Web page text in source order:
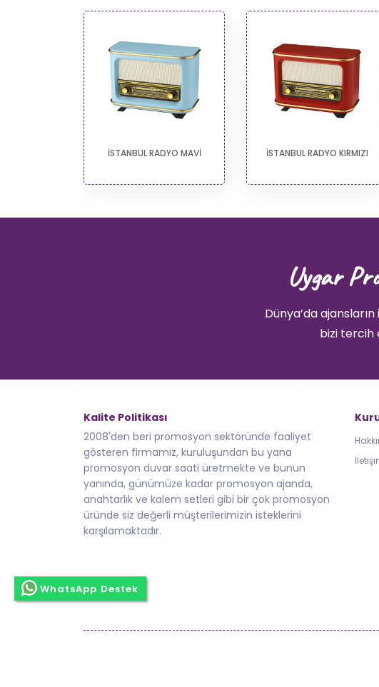
İSTANBUL RADYO MAVİ İSTANBUL RADYO KIRMIZI
Uygar
Dünya’da
bizi tercih
Kalite Politikası
2008'den beri promosyon sektöründe faaliyet
gösteren firmamız, kuruluşundan bu yana
promosyon duvar saati üretmekte ve bunun
yanında, günümüze kadar promosyon ajanda,
anahtarlık ve kalem setleri gibi bir çok promosyon
üründe siz değerli müşterilerimizin isteklerini
karşılamaktadır.
WhatsApp Destek